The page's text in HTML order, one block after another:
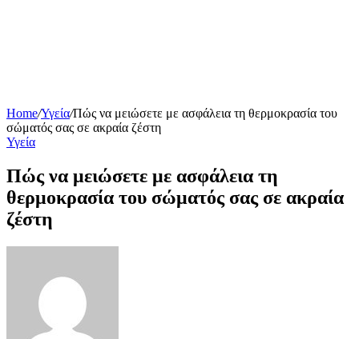
Home/Υγεία/Πώς να μειώσετε με ασφάλεια τη θερμοκρασία του
σώματός σας σε ακραία ζέστη
Υγεία
Πώς να μειώσετε με ασφάλεια τη
θερμοκρασία του σώματός σας σε ακραία
ζέστη